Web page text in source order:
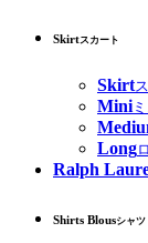
Skirtスカート
Skirt
Mini
Long
Ralph
Shirts Blousシャツ